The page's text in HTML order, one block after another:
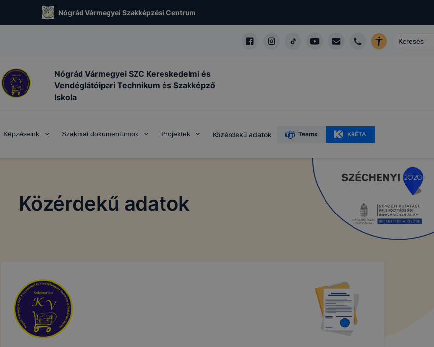
Nógrád Vármegyei Szakképzési Centrum
Nógrád Vármegyei SZC Kereskedelmi és
Vendéglátóipari Technikum és Szakképző
Iskola
Képzéseink Szakmai dokumentumok Projektek Közérdekű adatok Teams KRÉTA
Közérdekű adatok